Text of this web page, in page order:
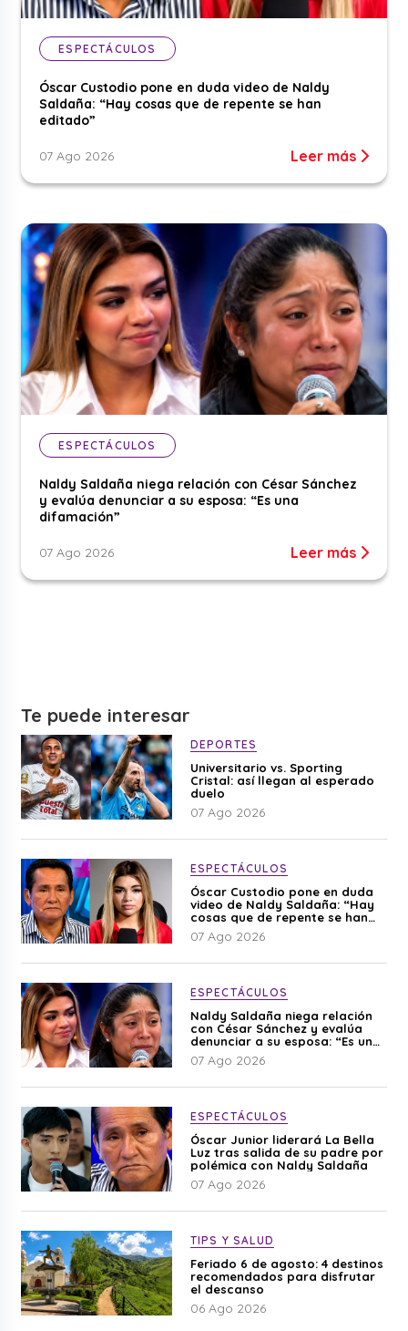
ESPECTÁCULOS
Óscar Custodio pone en duda video de Naldy
Saldaña: “Hay cosas que de repente se han
editado”
07 Ago 2026 Leer más
ESPECTÁCULOS
Naldy Saldaña niega relación con César Sánchez
y evalúa denunciar a su esposa: “Es una
difamación”
07 Ago 2026 Leer más
Te puede interesar
DEPORTES
Universitario vs. Sporting
Cristal: así llegan al esperado
duelo
07 Ago 2026
ESPECTÁCULOS
Óscar Custodio pone en duda
video de Naldy Saldaña: “Hay
cosas que de repente se han
editado”
07 Ago 2026
ESPECTÁCULOS
Naldy Saldaña niega relación
con César Sánchez y evalúa
denunciar a su esposa: “Es una
difamación”
07 Ago 2026
ESPECTÁCULOS
Óscar Junior liderará La Bella
Luz tras salida de su padre por
polémica con Naldy Saldaña
07 Ago 2026
TIPS Y SALUD
Feriado 6 de agosto: 4 destinos
recomendados para disfrutar
el descanso
06 Ago 2026